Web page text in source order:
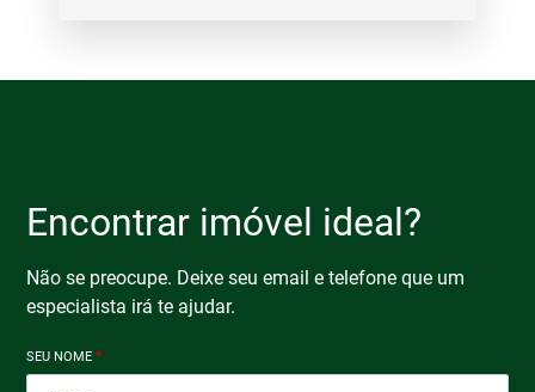
Encontrar imóvel ideal?
Não se preocupe. Deixe seu email e telefone que um
especialista irá te ajudar.
SEU NOME*